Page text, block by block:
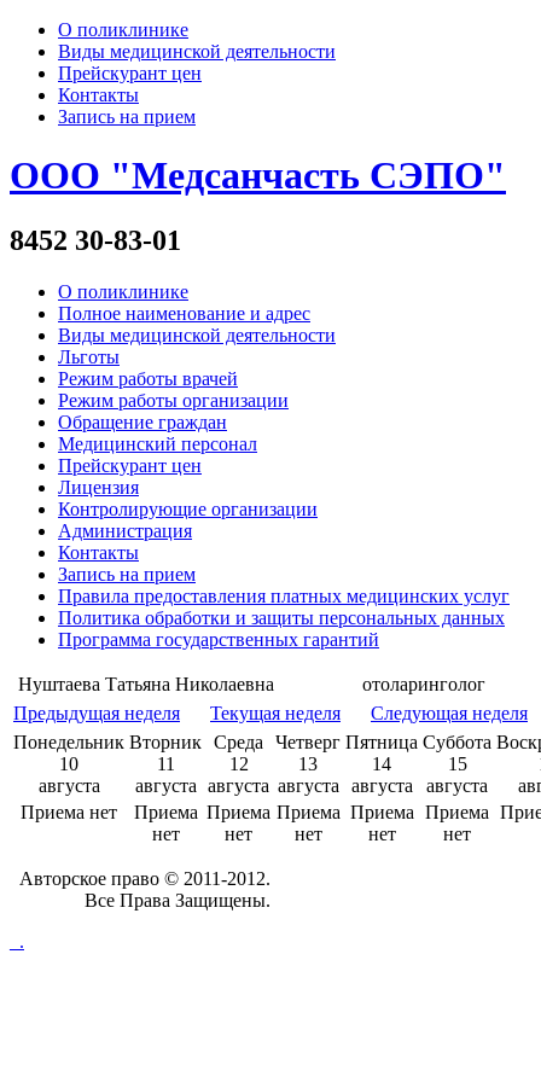
О поликлинике
Виды медицинской деятельности
Прейскурант цен
Контакты
Запись на прием
ООО "Медсанчасть СЭПО"
8452 30-83-01
О поликлинике
Полное наименование и адрес
Виды медицинской деятельности
Льготы
Режим работы врачей
Режим работы организации
Обращение граждан
Медицинский персонал
Прейскурант цен
Лицензия
Контролирующие организации
Администрация
Контакты
Запись на прием
Правила предоставления платных медицинских услуг
Политика обработки и защиты персональных данных
Программа государственных гарантий
Нуштаева Татьяна Николаевна
отоларинголог
Предыдущая неделя
Текущая неделя
Следующая неделя
Понедельник
10
августа
Вторник
11
августа
Среда
12
августа
Четверг
13
августа
Пятница
14
августа
Суббота
15
августа
Приема нет
Приема
нет
Приема
нет
Приема
нет
Приема
нет
Приема
нет
Авторское право © 2011-2012.
Все Права Защищены.
_.